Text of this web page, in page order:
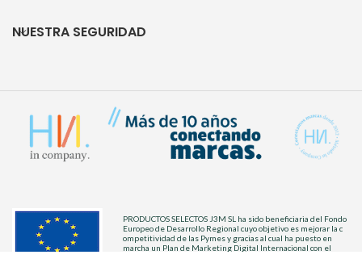
NUESTRA SEGURIDAD
PRODUCTOS SELECTOS J3M SL ha sido beneficiaria del Fondo
Europeo de Desarrollo Regional cuyo objetivo es mejorar la c
ompetitividad de las Pymes y gracias al cual ha puesto en
marcha un Plan de Marketing Digital Internacional con el